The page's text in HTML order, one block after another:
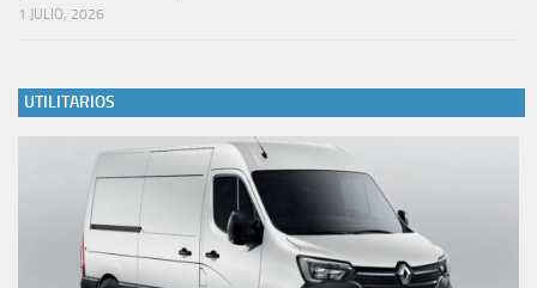
1 JULIO, 2026
UTILITARIOS